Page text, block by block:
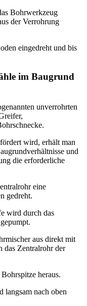
Bohrwerkzeug
der Verrohrung
eingedreht und bis
im Baugrund
unverrohrten
wird, erhält man
und
die erforderliche
eine
gedreht.
wird durch das
aus direkt mit
das Zentralrohr der
heraus.
langsam nach oben